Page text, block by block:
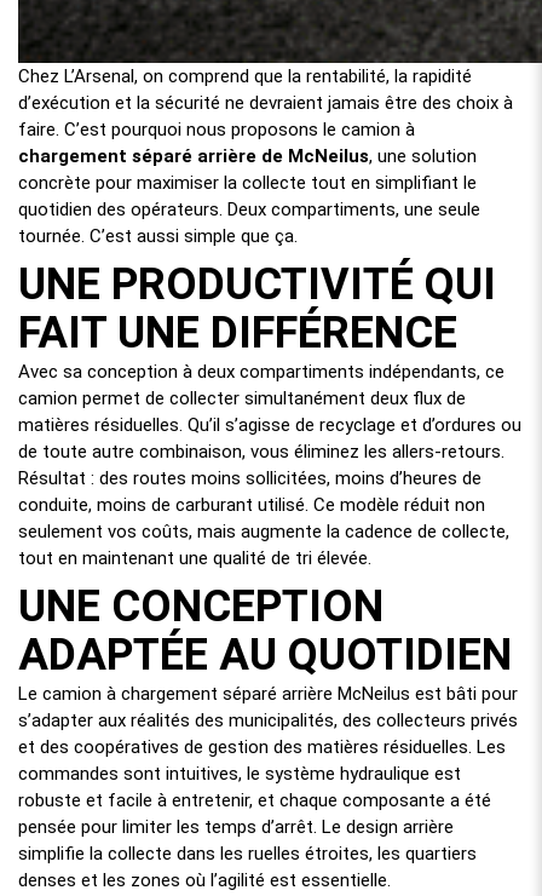
Chez L’Arsenal, on comprend que la rentabilité, la rapidité
d’exécution et la sécurité ne devraient jamais être des choix à
faire. C’est pourquoi nous proposons le camion à
chargement séparé arrière de McNeilus, une solution
concrète pour maximiser la collecte tout en simplifiant le
quotidien des opérateurs. Deux compartiments, une seule
tournée. C’est aussi simple que ça.
UNE PRODUCTIVITÉ QUI
FAIT UNE DIFFÉRENCE
Avec sa conception à deux compartiments indépendants, ce
camion permet de collecter simultanément deux flux de
matières résiduelles. Qu’il s’agisse de recyclage et d’ordures ou
de toute autre combinaison, vous éliminez les allers-retours.
Résultat : des routes moins sollicitées, moins d’heures de
conduite, moins de carburant utilisé. Ce modèle réduit non
seulement vos coûts, mais augmente la cadence de collecte,
tout en maintenant une qualité de tri élevée.
UNE CONCEPTION
ADAPTÉE AU QUOTIDIEN
Le camion à chargement séparé arrière McNeilus est bâti pour
s’adapter aux réalités des municipalités, des collecteurs privés
et des coopératives de gestion des matières résiduelles. Les
commandes sont intuitives, le système hydraulique est
robuste et facile à entretenir, et chaque composante a été
pensée pour limiter les temps d’arrêt. Le design arrière
simplifie la collecte dans les ruelles étroites, les quartiers
denses et les zones où l’agilité est essentielle.